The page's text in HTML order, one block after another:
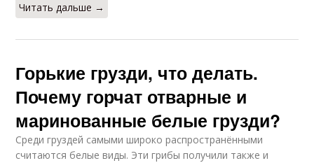
Читать дальше →
Горькие грузди, что делать.
Почему горчат отварные и
маринованные белые грузди?
Среди груздей самыми широко распространёнными
считаются белые виды. Эти грибы получили также и